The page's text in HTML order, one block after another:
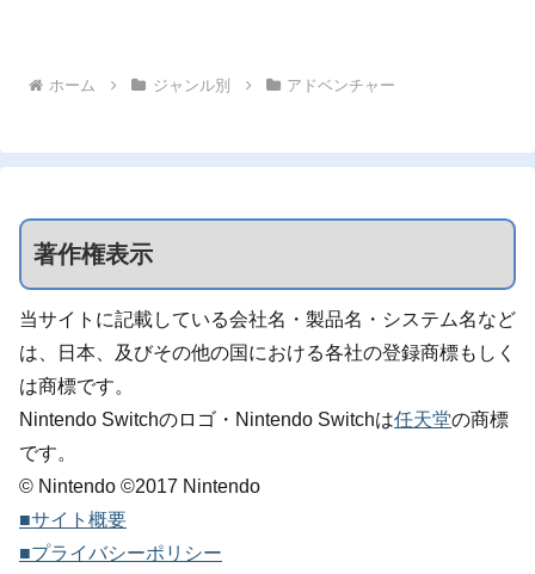
ホーム ジャンル別 アドベンチャー
著作権表示
当サイトに記載している会社名・製品名・システム名など
は、日本、及びその他の国における各社の登録商標もしく
は商標です。
Nintendo Switchのロゴ・Nintendo Switchは任天堂の商標
です。
© Nintendo ©2017 Nintendo
■サイト概要
■プライバシーポリシー